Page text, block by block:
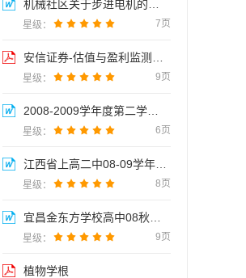
星级：      7页
星级：      9页
星级：      6页
星级：      8页
星级：      9页
植物学根